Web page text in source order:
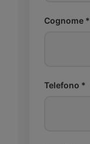
Cognome *
Telefono *